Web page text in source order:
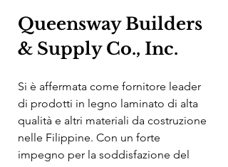
Queensway Builders
& Supply Co., Inc.
Si è affermata come fornitore leader
di prodotti in legno laminato di alta
qualità e altri materiali da costruzione
nelle Filippine. Con un forte
impegno per la soddisfazione del